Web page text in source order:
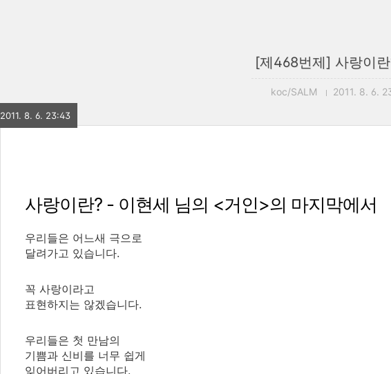
[제468번제] 사랑이
koc/SALM 2011. 8. 6.
2011. 8. 6. 23:43
사랑이란? - 이현세 님의 <거인>의 마지막에서
우리들은 어느새 극으로
달려가고 있습니다.
꼭 사랑이라고
표현하지는 않겠습니다.
우리들은 첫 만남의
기쁨과 신비를 너무 쉽게
잊어버리고 있습니다.